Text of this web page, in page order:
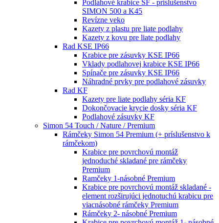
Podlahové krabice SF - príslušenstvo
SIMON 500 a K45
Revízne veko
Kazety z plastu pre liate podlahy
Kazety z kovu pre liate podlahy
Rad KSE IP66
Krabice pre zásuvky KSE IP66
Vklady podlahovej krabice KSE IP66
Spínače pre zásuvky KSE IP66
Náhradné prvky pre podlahové zásuvky
Rad KF
Kazety pre liate podlahy séria KF
Dokončovacie krycie dosky séria KF
Podlahové zásuvky KF
Simon 54 Touch / Nature / Premium
Rámčeky Simon 54 Premium (+ príslušenstvo k
rámčekom)
Krabice pre povrchovú montáž
jednoduché skladané pre rámčeky
Premium
Ramčeky 1-násobné Premium
Krabice pre povrchovú montáž skladané -
element rozširujúci jednotuchú krabicu pre
viacnásobné rámčeky Premium
Rámčeky 2- násobné Premium